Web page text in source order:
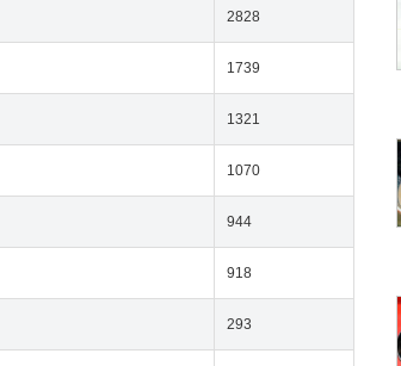
2828
1739
1321
1070
944
918
293